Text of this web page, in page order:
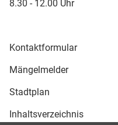
8.30 - 12.00 Uhr
Kontaktformular
Mängelmelder
Stadtplan
Inhaltsverzeichnis